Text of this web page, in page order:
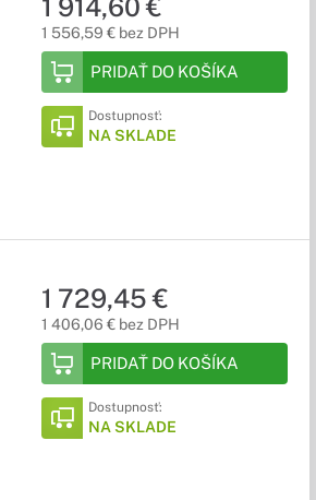
1 914,60 €
1 556,59 € bez DPH
PRIDAŤ DO KOŠÍKA
Dostupnosť:
NA SKLADE
1 729,45 €
1 406,06 € bez DPH
PRIDAŤ DO KOŠÍKA
Dostupnosť:
NA SKLADE